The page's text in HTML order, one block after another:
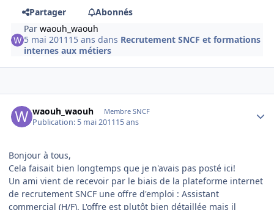
Partager
Abonnés
Parwaouh_waouh
5 mai 2011 15 ans dans Recrutement SNCF et formations
internes aux métiers
waouh_waouh Membre SNCF
Publication: 5 mai 201115 ans
Bonjour à tous,
Cela faisait bien longtemps que je n'avais pas posté ici!
Un ami vient de recevoir par le biais de la plateforme internet
de recrutement SNCF une offre d'emploi : Assistant
commercial (H/F). L'offre est plutôt bien détaillée mais il